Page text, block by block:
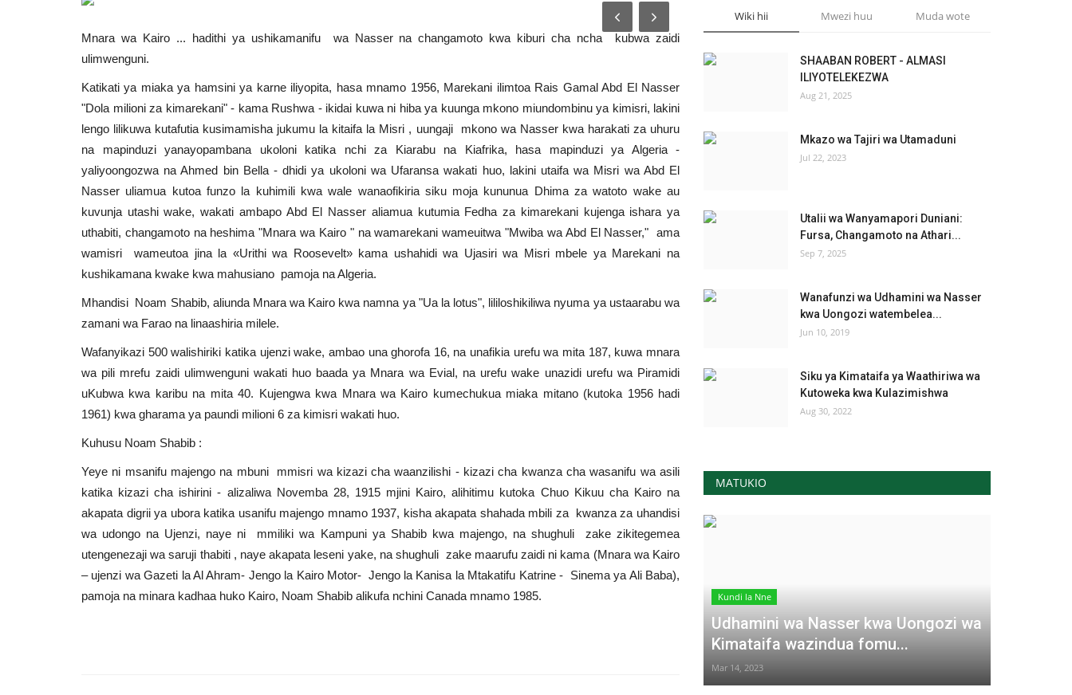
Mnara wa Kairo ... hadithi ya ushikamanifu wa Nasser na changamoto kwa kiburi cha ncha kubwa zaidi
ulimwenguni.
Katikati ya miaka ya hamsini ya karne iliyopita, hasa mnamo 1956, Marekani ilimtoa Rais Gamal Abd El Nasser
"Dola milioni za kimarekani" - kama Rushwa - ikidai kuwa ni hiba ya kuunga mkono miundombinu ya kimisri, lakini
lengo lilikuwa kutafutia kusimamisha jukumu la kitaifa la Misri , uungaji mkono wa Nasser kwa harakati za uhuru
na mapinduzi yanayopambana ukoloni katika nchi za Kiarabu na Kiafrika, hasa mapinduzi ya Algeria -
yaliyoongozwa na Ahmed bin Bella - dhidi ya ukoloni wa Ufaransa wakati huo, lakini utaifa wa Misri wa Abd El
Nasser uliamua kutoa funzo la kuhimili kwa wale wanaofikiria siku moja kununua Dhima za watoto wake au
kuvunja utashi wake, wakati ambapo Abd El Nasser aliamua kutumia Fedha za kimarekani kujenga ishara ya
uthabiti, changamoto na heshima "Mnara wa Kairo " na wamarekani wameuitwa "Mwiba wa Abd El Nasser," ama
wamisri wameutoa jina la «Urithi wa Roosevelt» kama ushahidi wa Ujasiri wa Misri mbele ya Marekani na
kushikamana kwake kwa mahusiano pamoja na Algeria.
Mhandisi Noam Shabib, aliunda Mnara wa Kairo kwa namna ya "Ua la lotus", lililoshikiliwa nyuma ya ustaarabu wa
zamani wa Farao na linaashiria milele.
Wafanyikazi 500 walishiriki katika ujenzi wake, ambao una ghorofa 16, na unafikia urefu wa mita 187, kuwa mnara
wa pili mrefu zaidi ulimwenguni wakati huo baada ya Mnara wa Evial, na urefu wake unazidi urefu wa Piramidi
uKubwa kwa karibu na mita 40. Kujengwa kwa Mnara wa Kairo kumechukua miaka mitano (kutoka 1956 hadi
1961) kwa gharama ya paundi milioni 6 za kimisri wakati huo.
Kuhusu Noam Shabib :
Yeye ni msanifu majengo na mbuni mmisri wa kizazi cha waanzilishi - kizazi cha kwanza cha wasanifu wa asili
katika kizazi cha ishirini - alizaliwa Novemba 28, 1915 mjini Kairo, alihitimu kutoka Chuo Kikuu cha Kairo na
akapata digrii ya ubora katika usanifu majengo mnamo 1937, kisha akapata shahada mbili za kwanza za uhandisi
wa udongo na Ujenzi, naye ni mmiliki wa Kampuni ya Shabib kwa majengo, na shughuli zake zikitegemea
utengenezaji wa saruji thabiti , naye akapata leseni yake, na shughuli zake maarufu zaidi ni kama (Mnara wa Kairo
– ujenzi wa Gazeti la Al Ahram- Jengo la Kairo Motor- Jengo la Kanisa la Mtakatifu Katrine - Sinema ya Ali Baba),
pamoja na minara kadhaa huko Kairo, Noam Shabib alikufa nchini Canada mnamo 1985.
Wiki hii Mwezi huu Muda wote
SHAABAN ROBERT - ALMASI
ILIYOTELEKEZWA
Aug 21, 2025
Mkazo wa Tajiri wa Utamaduni
Jul 22, 2023
Utalii wa Wanyamapori Duniani:
Fursa, Changamoto na Athari...
Sep 7, 2025
Wanafunzi wa Udhamini wa Nasser
kwa Uongozi watembelea...
Jun 10, 2019
Siku ya Kimataifa ya Waathiriwa wa
Kutoweka kwa Kulazimishwa
Aug 30, 2022
MATUKIO
Kundi la Nne
Udhamini wa Nasser kwa Uongozi wa
Kimataifa wazindua fomu...
Mar 14, 2023